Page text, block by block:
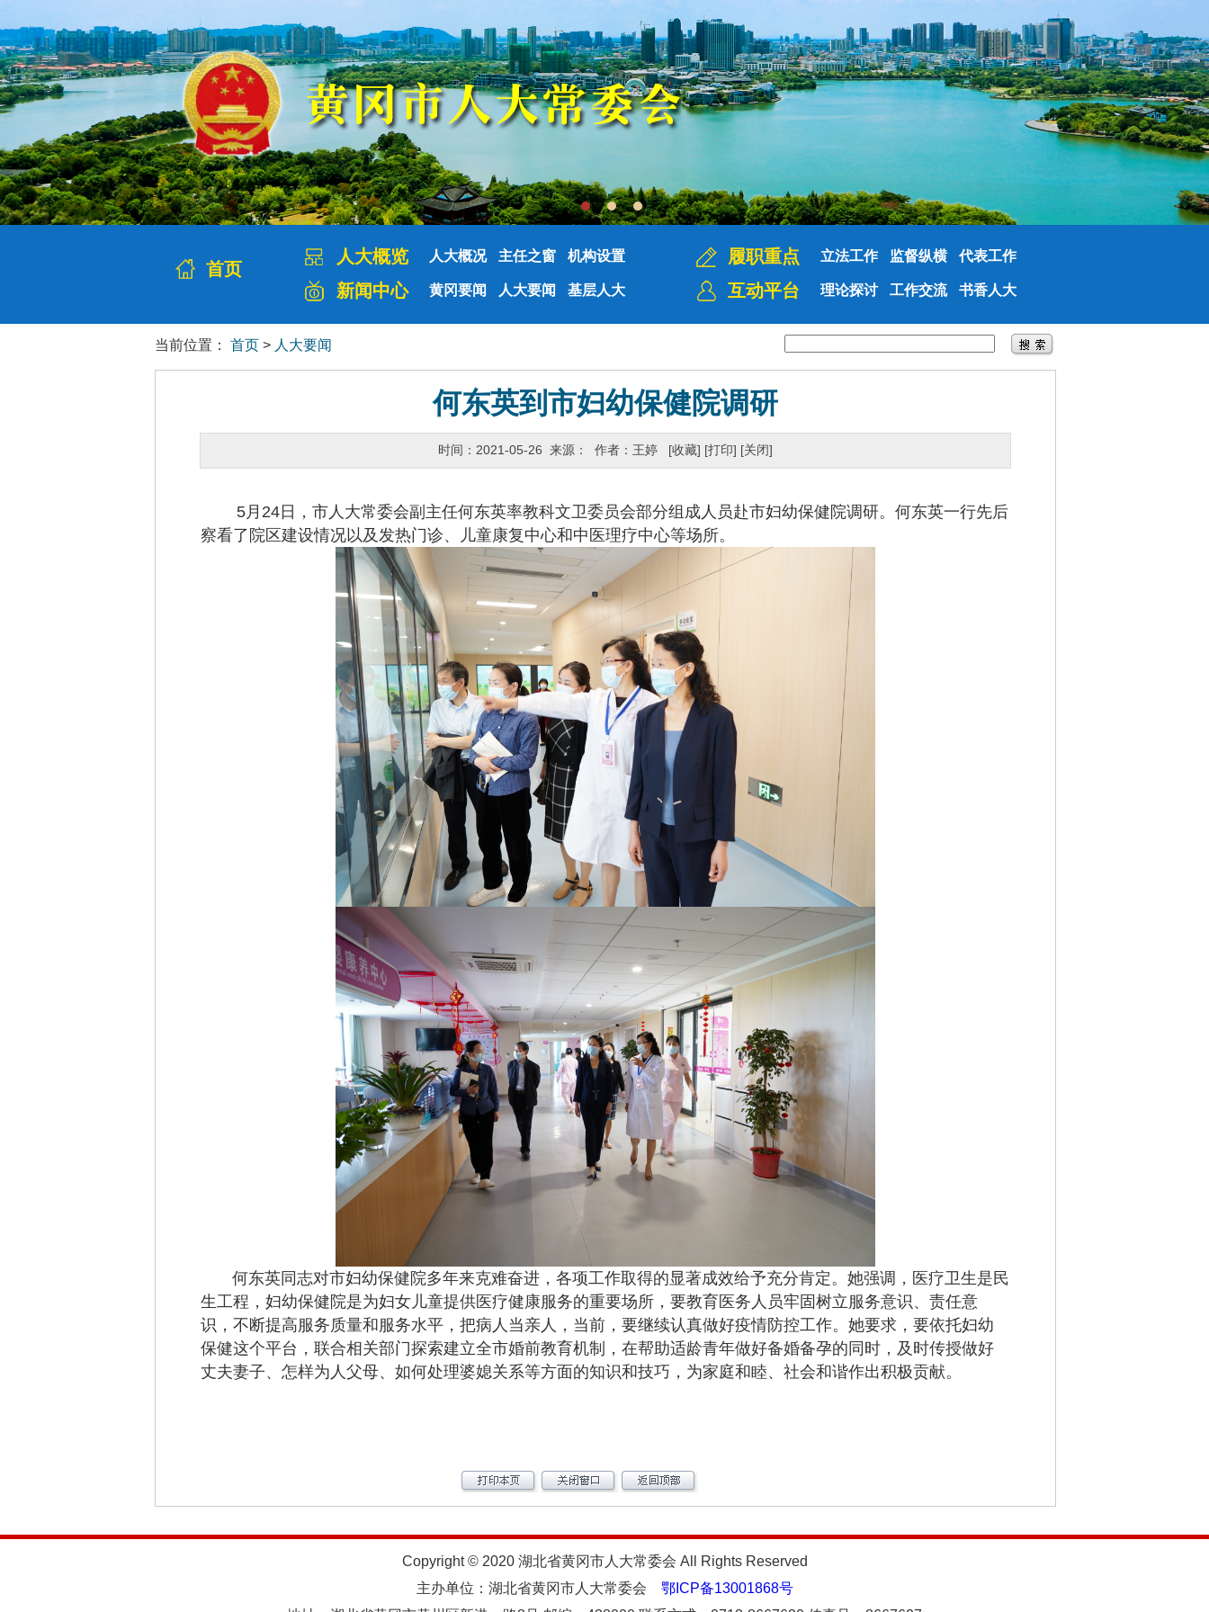
首页
人大概览 人大概况 主任之窗 机构设置
新闻中心 黄冈要闻 人大要闻 基层人大
履职重点 立法工作 监督纵横 代表工作
互动平台 理论探讨 工作交流 书香人大
当前位置： 首页 > 人大要闻
何东英到市妇幼保健院调研
时间：2021-05-26 来源： 作者：王婷 [收藏] [打印] [关闭]
5月24日，市人大常委会副主任何东英率教科文卫委员会部分组成人员赴市妇幼保健院调研。何东英一行先后
察看了院区建设情况以及发热门诊、儿童康复中心和中医理疗中心等场所。
何东英同志对市妇幼保健院多年来克难奋进，各项工作取得的显著成效给予充分肯定。她强调，医疗卫生是民
生工程，妇幼保健院是为妇女儿童提供医疗健康服务的重要场所，要教育医务人员牢固树立服务意识、责任意
识，不断提高服务质量和服务水平，把病人当亲人，当前，要继续认真做好疫情防控工作。她要求，要依托妇幼
保健这个平台，联合相关部门探索建立全市婚前教育机制，在帮助适龄青年做好备婚备孕的同时，及时传授做好
丈夫妻子、怎样为人父母、如何处理婆媳关系等方面的知识和技巧，为家庭和睦、社会和谐作出积极贡献。
Copyright © 2020 湖北省黄冈市人大常委会 All Rights Reserved
主办单位：湖北省黄冈市人大常委会 鄂ICP备13001868号